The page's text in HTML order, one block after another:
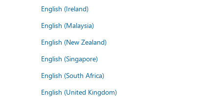
English (Ireland)
English (Malaysia)
English (New Zealand)
English (Singapore)
English (South Africa)
English (United Kingdom)